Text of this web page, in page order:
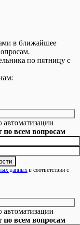
в ближайшее
по пятницу с
по всем вопросам
данных в соответствии с
по всем вопросам